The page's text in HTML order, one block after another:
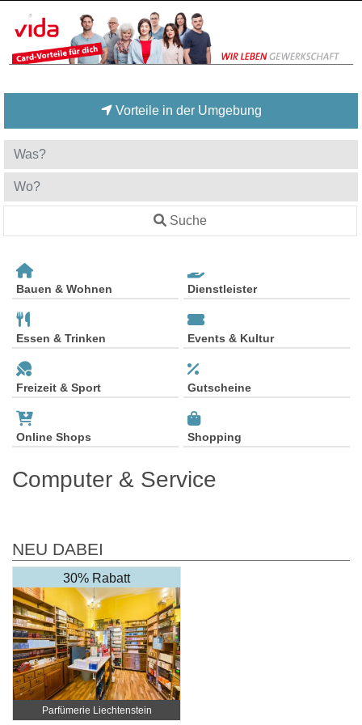
Vorteile in der Umgebung
Suche
Bauen & Wohnen Dienstleister
Essen & Trinken Events & Kultur
Freizeit & Sport Gutscheine
Online Shops Shopping
Computer & Service
NEU DABEI
30% Rabatt
Parfümerie Liechtenstein